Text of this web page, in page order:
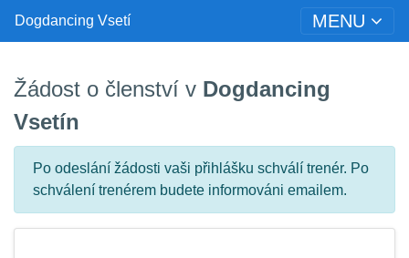
Dogdancing Vsetí MENU
Žádost o členství v Dogdancing
Vsetín
Po odeslání žádosti vaši přihlášku schválí trenér. Po
schválení trenérem budete informováni emailem.